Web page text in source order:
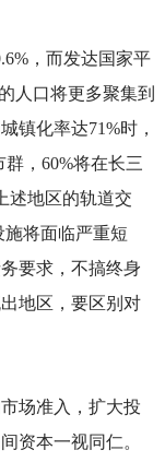
，而发达国家平
人口将更多聚集到
镇化率达71%时，
，60%将在长三
述地区的轨道交
将面临严重短
要求，不搞终身
地区，要区别对
场准入，扩大投
资本一视同仁。